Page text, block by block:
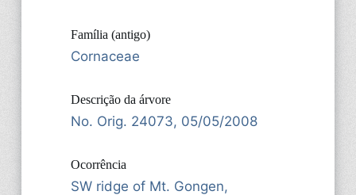
Família (antigo)
Cornaceae
Descrição da árvore
No. Orig. 24073, 05/05/2008
Ocorrência
SW ridge of Mt. Gongen,